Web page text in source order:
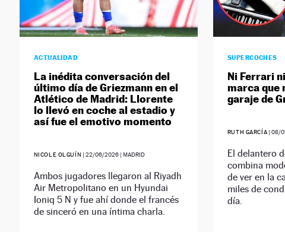
ACTUALIDAD
La inédita conversación del
último día de Griezmann en el
Atlético de Madrid: Llorente
lo llevó en coche al estadio y
así fue el emotivo momento
NICOLE OLGUÍN |22/06/2026 | MADRID
Ambos jugadores llegaron al Riyadh
Air Metropolitano en un Hyundai
Ioniq 5 N y fue ahí donde el francés
de sinceró en una íntima charla.
SUPERCOCHES
Ni Ferrari
marca que
garaje de
RUTH GARCÍA |08/
El delantero
combina
de ver en la
miles de
día.